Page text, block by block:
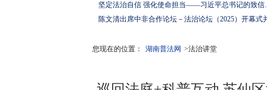
坚定法治自信 强化使
您现在的位置： 湖南普法网 >法治讲堂